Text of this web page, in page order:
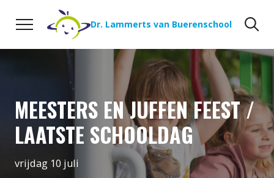
Naar de inhoud
Dr. Lammerts van Buerenschool
MEESTERS EN JUFFEN FEEST /
LAATSTE SCHOOLDAG
vrijdag 10 juli